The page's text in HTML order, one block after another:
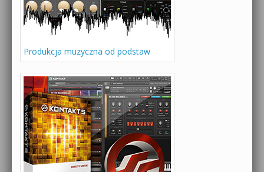
Produkcja muzyczna od podstaw